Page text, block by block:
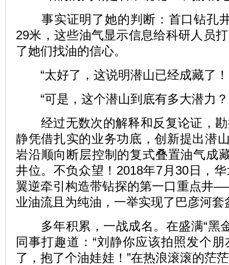
事实证明了她的判断：首口钻孔
29米，这些油气显示信息给科研人员
了她们找油的信心。
“太好了，这说明潜山已经成藏了！
“可是，这个潜山到底有多大潜力？
经过无数次的解释和反复论证，勘
静凭借扎实的业务功底，创新提出潜
岩沿顺向断层控制的复式叠置油气成
井位。不负众望！2018年7月30日，
翼逆牵引构造带钻探的第一口重点井
业油流且为纯油，一举实现了巴彦河
多年积累，一战成名。在盛满“黑
同事打趣道：“刘静你应该拍照发个
了，抱了个油娃娃！”在热浪滚滚的茫